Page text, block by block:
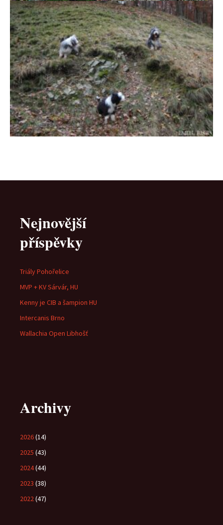
Nejnovější
příspěvky
Triály Pohořelice
MVP + KV Sárvár, HU
Kenny je CIB a šampion HU
Intercanis Brno
Wallachia Open Libhošť
Archivy
2026(14)
2025 (43)
2024(44)
2023 (38)
2022(47)